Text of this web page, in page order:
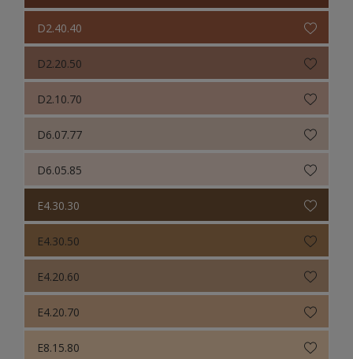
D2.40.40
D2.20.50
D2.10.70
D6.07.77
D6.05.85
E4.30.30
E4.30.50
E4.20.60
E4.20.70
E8.15.80